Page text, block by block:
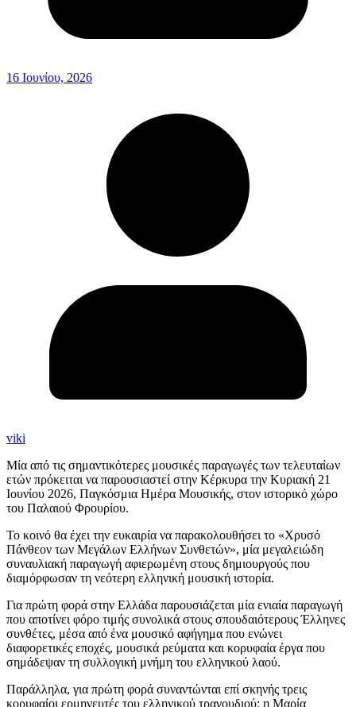
16 Ιουνίου, 2026
viki
Μία από τις σημαντικότερες μουσικές παραγωγές των τελευταίων
ετών πρόκειται να παρουσιαστεί στην Κέρκυρα την Κυριακή 21
Ιουνίου 2026, Παγκόσμια Ημέρα Μουσικής, στον ιστορικό χώρο
του Παλαιού Φρουρίου.
Το κοινό θα έχει την ευκαιρία να παρακολουθήσει το «Χρυσό
Πάνθεον των Μεγάλων Ελλήνων Συνθετών», μία μεγαλειώδη
συναυλιακή παραγωγή αφιερωμένη στους δημιουργούς που
διαμόρφωσαν τη νεότερη ελληνική μουσική ιστορία.
Για πρώτη φορά στην Ελλάδα παρουσιάζεται μία ενιαία παραγωγή
που αποτίνει φόρο τιμής συνολικά στους σπουδαιότερους Έλληνες
συνθέτες, μέσα από ένα μουσικό αφήγημα που ενώνει
διαφορετικές εποχές, μουσικά ρεύματα και κορυφαία έργα που
σημάδεψαν τη συλλογική μνήμη του ελληνικού λαού.
Παράλληλα, για πρώτη φορά συναντώνται επί σκηνής τρεις
κορυφαίοι ερμηνευτές του ελληνικού τραγουδιού: η Μαρία